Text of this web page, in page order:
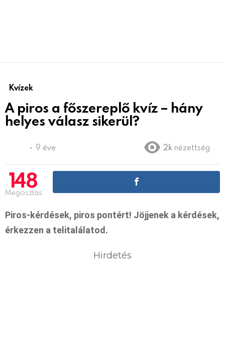
Kvízek
A piros a főszereplő kvíz – hány
helyes válasz sikerül?
9 éve 2k nézettség
148
Megosztás
Piros-kérdések, piros pontért! Jöjjenek a kérdések,
érkezzen a telitalálatod.
Hirdetés